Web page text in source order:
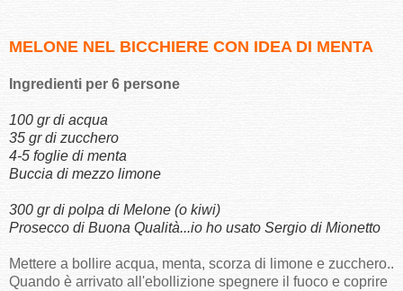
MELONE NEL BICCHIERE CON IDEA DI MENTA
Ingredienti per 6 persone
100 gr di acqua
35 gr di zucchero
4-5 foglie di menta
Buccia di mezzo limone
300 gr di polpa di Melone (o kiwi)
Prosecco di Buona Qualità...io ho usato Sergio di Mionetto
Mettere a bollire acqua, menta, scorza di limone e zucchero..
Quando è arrivato all'ebollizione spegnere il fuoco e coprire